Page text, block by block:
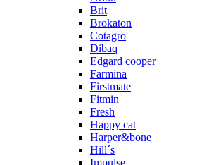
Brit
Brokaton
Cotagro
Dibaq
Edgard cooper
Farmina
Firstmate
Fitmin
Fresh
Happy cat
Harper&bone
Hill´s
Impulse